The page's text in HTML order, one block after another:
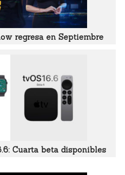
regresa en Septiembre
Cuarta beta disponibles